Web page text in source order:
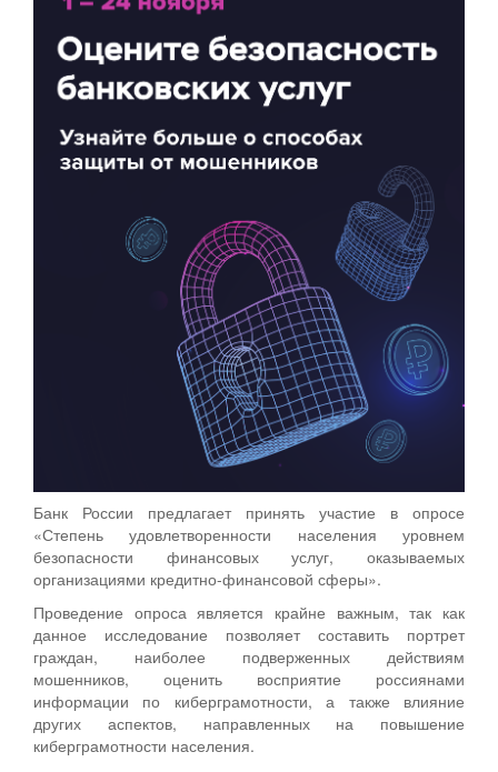
Банк России предлагает принять участие в опросе
«Степень удовлетворенности населения уровнем
безопасности финансовых услуг, оказываемых
организациями кредитно-финансовой сферы».
Проведение опроса является крайне важным, так как
данное исследование позволяет составить портрет
граждан, наиболее подверженных действиям
мошенников, оценить восприятие россиянами
информации по киберграмотности, а также влияние
других аспектов, направленных на повышение
киберграмотности населения.